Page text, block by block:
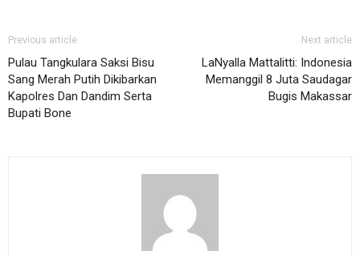
Previous article
Pulau Tangkulara Saksi Bisu
Sang Merah Putih Dikibarkan
Kapolres Dan Dandim Serta
Bupati Bone
Next article
LaNyalla Mattalitti: Indonesia
Memanggil 8 Juta Saudagar
Bugis Makassar